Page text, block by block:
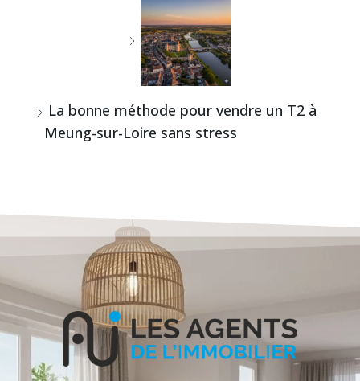
La bonne méthode pour vendre un T2 à
Meung-sur-Loire sans stress